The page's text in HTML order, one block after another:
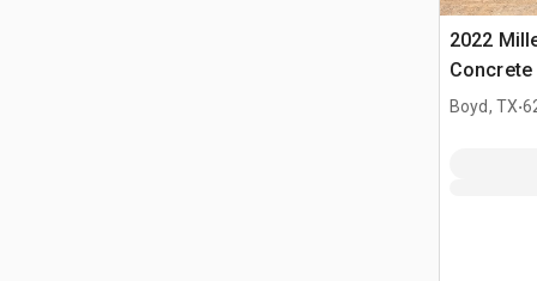
2022
Concrete
Boyd, TX.